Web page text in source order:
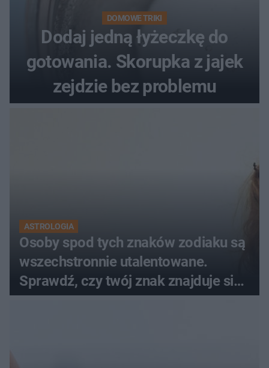
DOMOWE TRIKI
Dodaj jedną łyżeczkę do
gotowania. Skorupka z jajek
zejdzie bez problemu
ASTROLOGIA
Osoby spod tych znaków zodiaku są
wszechstronnie utalentowane.
Sprawdź, czy twój znak znajduje się
na liście